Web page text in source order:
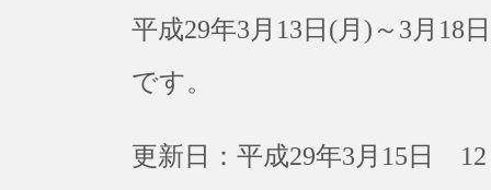
平成29年3月13日(月)～3月18
です。
更新日：平成29年3月15日 12